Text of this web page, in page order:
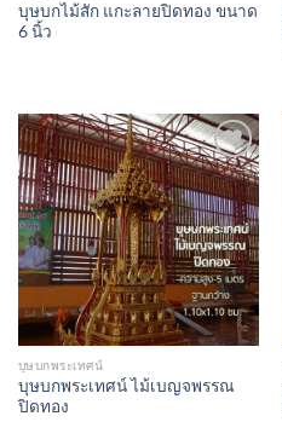
บุษบกไม้สัก แกะลายปิดทอง ขนาด
6 นิ้ว
Add to
Wishlist
บุษบกพระเทศน์
บุษบกพระเทศน์ ไม้เบญจพรรณ
ปิดทอง